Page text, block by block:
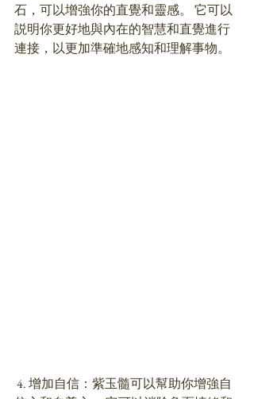
石，可以增強你的直覺和靈感。 它可以
説明你更好地與內在的智慧和直覺進行
連接，以更加準確地感知和理解事物。